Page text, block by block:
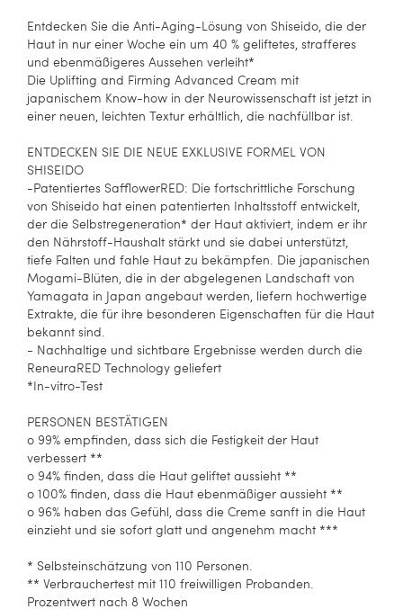
Entdecken Sie die Anti-Aging-Lösung von Shiseido, die der
Haut in nur einer Woche ein um 40 % geliftetes, strafferes
und ebenmäßigeres Aussehen verleiht*
Die Uplifting and Firming Advanced Cream mit
japanischem Know-how in der Neurowissenschaft ist jetzt in
einer neuen, leichten Textur erhältlich, die nachfüllbar ist.
ENTDECKEN SIE DIE NEUE EXKLUSIVE FORMEL VON
SHISEIDO
-Patentiertes SafflowerRED: Die fortschrittliche Forschung
von Shiseido hat einen patentierten Inhaltsstoff entwickelt,
der die Selbstregeneration* der Haut aktiviert, indem er ihr
den Nährstoff-Haushalt stärkt und sie dabei unterstützt,
tiefe Falten und fahle Haut zu bekämpfen. Die japanischen
Mogami-Blüten, die in der abgelegenen Landschaft von
Yamagata in Japan angebaut werden, liefern hochwertige
Extrakte, die für ihre besonderen Eigenschaften für die Haut
bekannt sind.
- Nachhaltige und sichtbare Ergebnisse werden durch die
ReneuraRED Technology geliefert
*In-vitro-Test
PERSONEN BESTÄTIGEN
o 99% empfinden, dass sich die Festigkeit der Haut
verbessert **
o 94% finden, dass die Haut geliftet aussieht **
o 100% finden, dass die Haut ebenmäßiger aussieht **
o 96% haben das Gefühl, dass die Creme sanft in die Haut
einzieht und sie sofort glatt und angenehm macht ***
* Selbsteinschätzung von 110 Personen.
** Verbrauchertest mit 110 freiwilligen Probanden.
Prozentwert nach 8 Wochen